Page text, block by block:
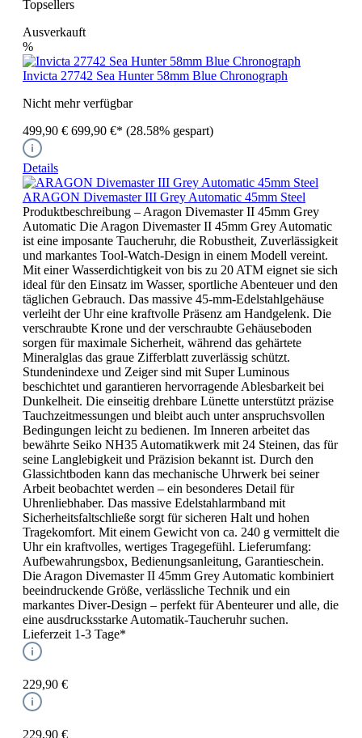
Topsellers
Ausverkauft
%
Invicta 27742 Sea Hunter 58mm Blue Chronograph
Nicht mehr verfügbar
499,90 € 699,90 €* (28.58% gespart)
Details
ARAGON Divemaster III Grey Automatic 45mm Steel
Produktbeschreibung – Aragon Divemaster II 45mm Grey
Automatic Die Aragon Divemaster II 45mm Grey Automatic
ist eine imposante Taucheruhr, die Robustheit, Zuverlässigkeit
und markantes Tool-Watch-Design in einem Modell vereint.
Mit einer Wasserdichtigkeit von bis zu 20 ATM eignet sie sich
ideal für den Einsatz im Wasser, sportliche Abenteuer und den
täglichen Gebrauch. Das massive 45-mm-Edelstahlgehäuse
verleiht der Uhr eine kraftvolle Präsenz am Handgelenk. Die
verschraubte Krone und der verschraubte Gehäuseboden
sorgen für maximale Sicherheit, während das gehärtete
Mineralglas das graue Zifferblatt zuverlässig schützt.
Stundenindexe und Zeiger sind mit Super Luminous
beschichtet und garantieren hervorragende Ablesbarkeit bei
Dunkelheit. Die einseitig drehbare Lünette unterstützt präzise
Tauchzeitmessungen und bleibt auch unter anspruchsvollen
Bedingungen leicht zu bedienen. Im Inneren arbeitet das
bewährte Seiko NH35 Automatikwerk mit 24 Steinen, das für
seine Langlebigkeit und Präzision bekannt ist. Durch den
Glassichtboden kann das mechanische Uhrwerk bei seiner
Arbeit beobachtet werden – ein besonderes Detail für
Uhrenliebhaber. Das massive Edelstahlarmband mit
Sicherheitsfaltschließe sorgt für sicheren Halt und hohen
Tragekomfort. Mit einem Gewicht von ca. 240 g vermittelt die
Uhr ein kraftvolles, wertiges Tragegefühl. Lieferumfang:
Aufbewahrungsbox, Bedienungsanleitung, Garantieschein.
Die Aragon Divemaster II 45mm Grey Automatic kombiniert
beeindruckende Größe, verlässliche Technik und ein
markantes Diver-Design – perfekt für Abenteurer und alle, die
eine ausdrucksstarke Automatik-Taucheruhr suchen.
Lieferzeit 1-3 Tage*
229,90 €
229,90 €